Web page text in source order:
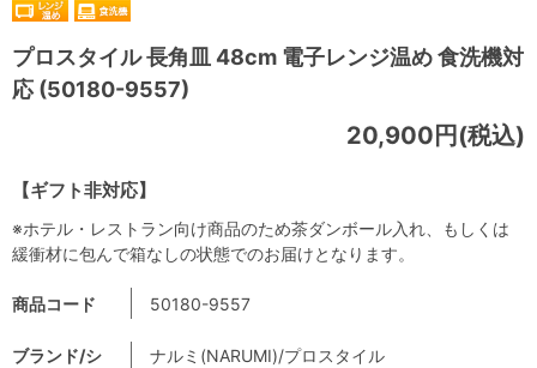
プロスタイル 長角皿 48cm 電子レンジ温め 食洗機対
応 (50180-9557)
【ギフト非対応】
20,900円(税込)
商品コード 50180-9557
ブランド/シ
ナルミ(NARUMI)/プロスタイル
※ホテル・レストラン向け商品のため茶ダンボール入れ、もしくは
緩衝材に包んで箱なしの状態でのお届けとなります。